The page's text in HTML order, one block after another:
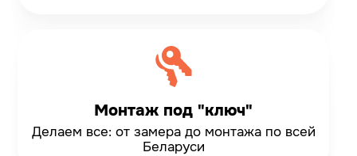
Монтаж под "ключ"
Делаем все: от замера до монтажа по всей
Беларуси